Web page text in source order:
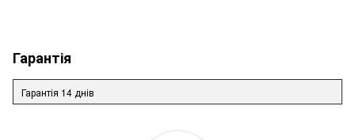
Гарантія
Гарантія 14 днів